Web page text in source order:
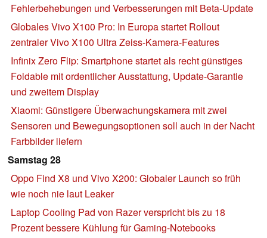
Fehlerbehebungen und Verbesserungen mit Beta-Update
Globales Vivo X100 Pro: In Europa startet Rollout
zentraler Vivo X100 Ultra Zeiss-Kamera-Features
Infinix Zero Flip: Smartphone startet als recht günstiges
Foldable mit ordentlicher Ausstattung, Update-Garantie
und zweitem Display
Xiaomi: Günstigere Überwachungskamera mit zwei
Sensoren und Bewegungsoptionen soll auch in der Nacht
Farbbilder liefern
Samstag 28
Oppo Find X8 und Vivo X200: Globaler Launch so früh
wie noch nie laut Leaker
Laptop Cooling Pad von Razer verspricht bis zu 18
Prozent bessere Kühlung für Gaming-Notebooks